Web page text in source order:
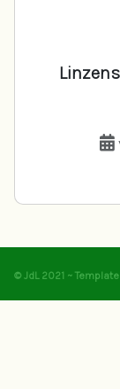
© JdL 2021 ~